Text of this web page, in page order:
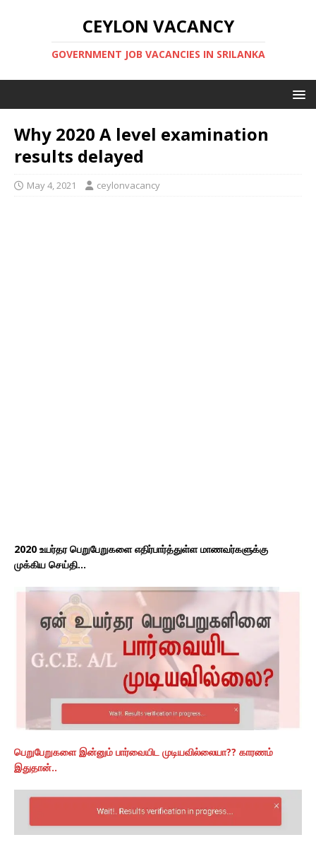
CEYLON VACANCY
GOVERNMENT JOB VACANCIES IN SRILANKA
Why 2020 A level examination
results delayed
May 4, 2021 ceylonvacancy
2020 உயர்தர பெறுபேறுகளை எதிர்பார்த்துள்ள மாணவர்களுக்கு
முக்கிய செய்தி…
பெறுபேறுகளை இன்னும் பார்வையிட முடியவில்லையா?? காரணம்
இதுதான்..